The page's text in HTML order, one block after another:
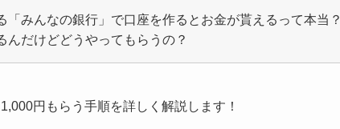
「みんなの銀行」で口座を作るとお金が貰えるって本当？
んだけどどうやってもらうの？
円もらう手順を詳しく解説します！